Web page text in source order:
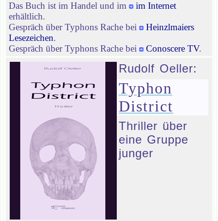
Das Buch ist im Handel und im
im Internet
erhältlich.
Gespräch über Typhons Rache bei
Heinzlmaiers
Lesezeichen.
Gespräch über Typhons Rache bei
Conoscere TV.
Rudolf Oeller:
Typhon
District
Thriller über
eine Gruppe
junger